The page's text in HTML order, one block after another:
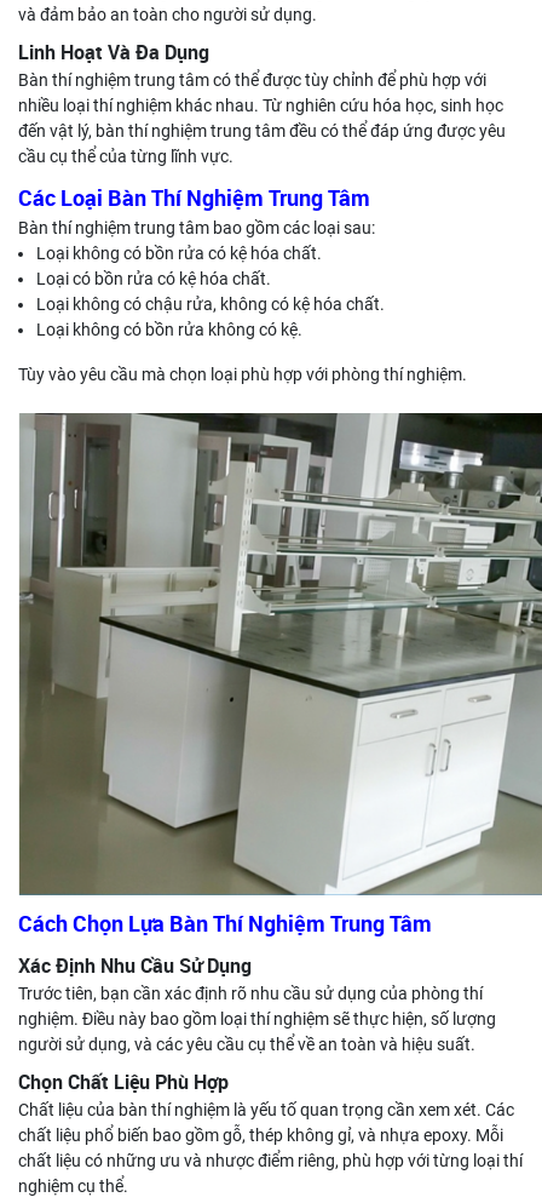
và đảm bảo an toàn cho người sử dụng.
Linh Hoạt Và Đa Dụng
Bàn thí nghiệm trung tâm có thể được tùy chỉnh để phù hợp với
nhiều loại thí nghiệm khác nhau. Từ nghiên cứu hóa học, sinh học
đến vật lý, bàn thí nghiệm trung tâm đều có thể đáp ứng được yêu
cầu cụ thể của từng lĩnh vực.
Các Loại Bàn Thí Nghiệm Trung Tâm
Bàn thí nghiệm trung tâm bao gồm các loại sau:
Loại không có bồn rửa có kệ hóa chất.
Loại có bồn rửa có kệ hóa chất.
Loại không có chậu rửa, không có kệ hóa chất.
Loại không có bồn rửa không có kệ.
Tùy vào yêu cầu mà chọn loại phù hợp với phòng thí nghiệm.
Cách Chọn Lựa Bàn Thí Nghiệm Trung Tâm
Xác Định Nhu Cầu Sử Dụng
Trước tiên, bạn cần xác định rõ nhu cầu sử dụng của phòng thí
nghiệm. Điều này bao gồm loại thí nghiệm sẽ thực hiện, số lượng
người sử dụng, và các yêu cầu cụ thể về an toàn và hiệu suất.
Chọn Chất Liệu Phù Hợp
Chất liệu của bàn thí nghiệm là yếu tố quan trọng cần xem xét. Các
chất liệu phổ biến bao gồm gỗ, thép không gỉ, và nhựa epoxy. Mỗi
chất liệu có những ưu và nhược điểm riêng, phù hợp với từng loại thí
nghiệm cụ thể.